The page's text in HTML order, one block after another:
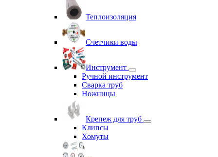
Теплоизоляция
Счетчики воды
Инструмент
Ручной инструмент
Сварка труб
Ножницы
Крепеж для труб
Клипсы
Хомуты